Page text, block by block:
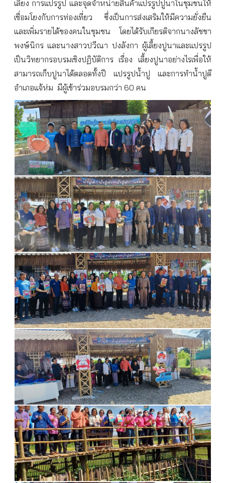
เลี้ยง การแปรรูป และจุดจำหน่ายสินค้าแปรรูปปูนาในชุมชนให้
เชื่อมโยงกับการท่องเที่ยว
ซึ่งเป็นการส่งเสริมให้มีความยั่งยืน
และเพิ่มรายได้ของคนในชุมชน
โดยได้รับเกียรติจากนางลัชชา
พงษ์นิกร และนางสาวปวีณา ปงลังกา ผู้เลี้ยงปูนาและแปรรูป
เป็นวิทยากรอบรมเชิงปฏิบัติการ เรื่อง เลี้ยงปูนาอย่างไรเพื่อให้
สามารถเก็บปูนาได้ตลอดทั้งปี
แปรรูปน้ำปู
และการทำน้ำปูดี
อำเภอแจ้ห่ม มีผู้เข้าร่วมอบรมกว่า 60 คน